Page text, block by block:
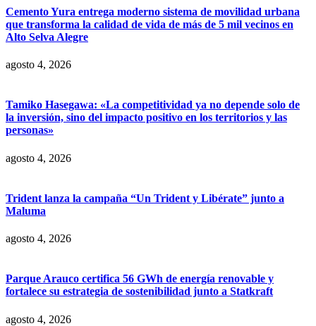
Cemento Yura entrega moderno sistema de movilidad urbana
que transforma la calidad de vida de más de 5 mil vecinos en
Alto Selva Alegre
agosto 4, 2026
Tamiko Hasegawa: «La competitividad ya no depende solo de
la inversión, sino del impacto positivo en los territorios y las
personas»
agosto 4, 2026
Trident lanza la campaña “Un Trident y Libérate” junto a
Maluma
agosto 4, 2026
Parque Arauco certifica 56 GWh de energía renovable y
fortalece su estrategia de sostenibilidad junto a Statkraft
agosto 4, 2026